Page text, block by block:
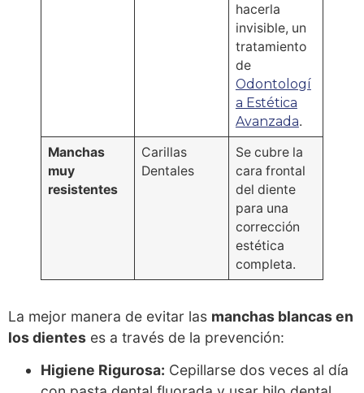
hacerla
invisible, un
tratamiento
de
Odontologí
a Estética
Avanzada.
Manchas
muy
resistentes
Carillas
Dentales
Se cubre la
cara frontal
del diente
para una
corrección
estética
completa.
La mejor manera de evitar las manchas blancas en
los dientes es a través de la prevención:
Higiene Rigurosa: Cepillarse dos veces al día